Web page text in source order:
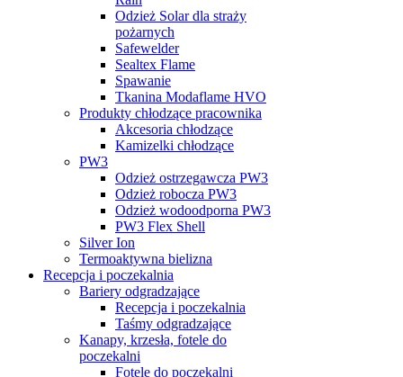
Odzież Solar dla straży
pożarnych
Safewelder
Sealtex Flame
Spawanie
Tkanina Modaflame HVO
Produkty chłodzące pracownika
Akcesoria chłodzące
Kamizelki chłodzące
PW3
Odzież ostrzegawcza PW3
Odzież robocza PW3
Odzież wodoodporna PW3
PW3 Flex Shell
Silver Ion
Termoaktywna bielizna
Recepcja i poczekalnia
Bariery odgradzające
Recepcja i poczekalnia
Taśmy odgradzające
Kanapy, krzesła, fotele do
poczekalni
Fotele do poczekalni